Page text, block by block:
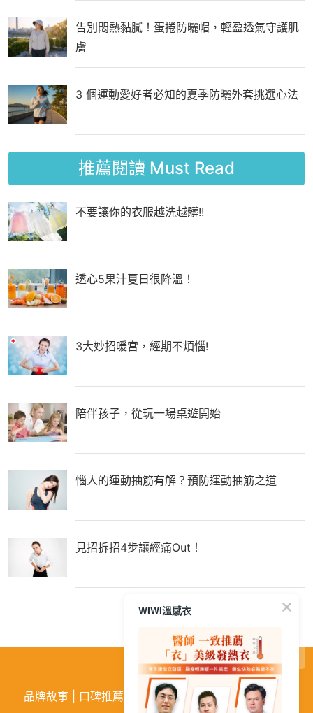
告別悶熱黏膩！蛋捲防曬帽，輕盈透氣守護肌
膚
3 個運動愛好者必知的夏季防曬外套挑選心法
推薦閱讀 Must Read
不要讓你的衣服越洗越髒!!
透心5果汁夏日很降溫！
3大妙招暖宮，經期不煩惱!
陪伴孩子，從玩一場桌遊開始
惱人的運動抽筋有解？預防運動抽筋之道
見招拆招4步讓經痛Out！
品牌故事 口碑推薦 購物需知 | 活動訊息 |企業徵才
WIWI溫感衣